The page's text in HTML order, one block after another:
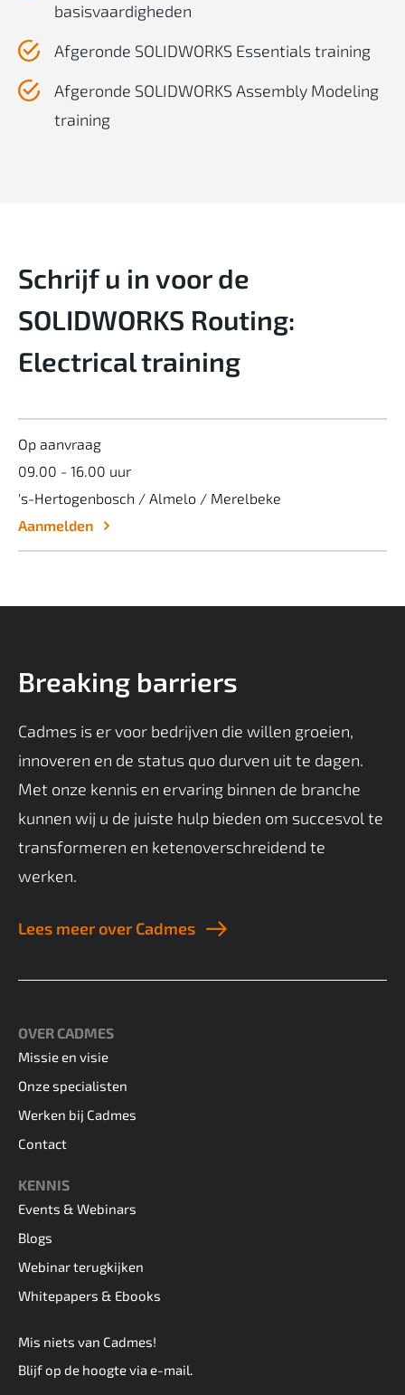
basisvaardigheden
Afgeronde SOLIDWORKS Essentials training
Afgeronde SOLIDWORKS Assembly Modeling
training
Schrijf u in voor de
SOLIDWORKS Routing:
Electrical training
Op aanvraag
09.00 - 16.00 uur
's-Hertogenbosch / Almelo / Merelbeke
Aanmelden
Breaking barriers
Cadmes is er voor bedrijven die willen groeien,
innoveren en de status quo durven uit te dagen.
Met onze kennis en ervaring binnen de branche
kunnen wij u de juiste hulp bieden om succesvol te
transformeren en ketenoverschreidend te
werken.
Lees meer over Cadmes
OVER CADMES
Missie en visie
Onze specialisten
Werken bij Cadmes
Contact
KENNIS
Events & Webinars
Blogs
Webinar terugkijken
Whitepapers & Ebooks
Mis niets van Cadmes!
Blijf op de hoogte via e-mail.